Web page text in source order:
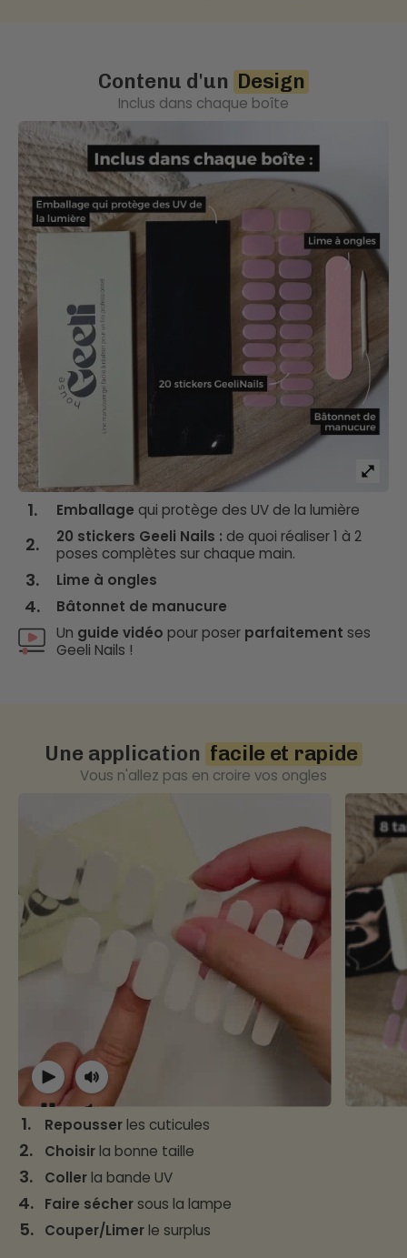
Contenu d'un Design
Inclus dans chaque boîte
1. Emballage qui protège des UV de la lumière
2. 20 stickers Geeli Nails : de quoi réaliser 1 à 2
poses complètes sur chaque main.
3. Lime à ongles
4.
Bâtonnet de manucure
Un guide vidéo pour poser parfaitement ses
Geeli Nails !
Une application facile et rapide
Vous n'allez pas en croire vos ongles
1. Repousserles cuticules
2. Choisirla bonne taille
3. Collerla bande UV
4. Faire séchersous la lampe
5. Couper/Limerle surplus